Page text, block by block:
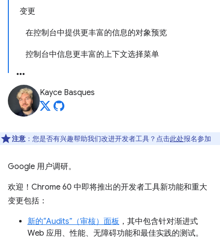
变更
在控制台中提供更丰富的信息的对象预览
控制台中信息更丰富的上下文选择菜单
Kayce Basques
注意 ：您是否有兴趣帮助我们改进开发者工具？点击此处报名参加
Google 用户调研。
欢迎！Chrome 60 中即将推出的开发者工具新功能和重大
变更包括：
新的“Audits”（审核）面板 ，其中包含针对渐进式
Web 应用、性能、无障碍功能和最佳实践的测试。